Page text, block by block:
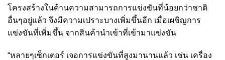
โครงสร้างในด้านความสามารถการแข่งขันที่น้อยกว่าชาติ
อื่นๆอยู่แล้ว จึงมีความเปราะบางเพิ่มขึ้นอีก เมื่อเผชิญการ
แข่งขันที่เพิ่มขึ้น จากสินค้านำเข้าที่เข้ามาแข่งขัน
“หลายๆเซ็กเตอร์ เจอการแข่งขันที่สูงมานานแล้ว เช่น เครื่อง